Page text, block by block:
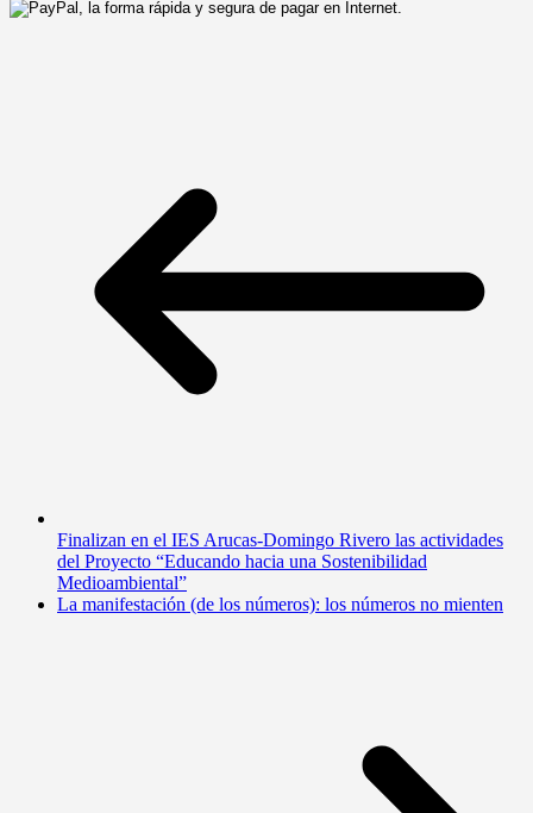
Finalizan en el IES Arucas-Domingo Rivero las actividades
del Proyecto “Educando hacia una Sostenibilidad
Medioambiental”
La manifestación (de los números): los números no mienten